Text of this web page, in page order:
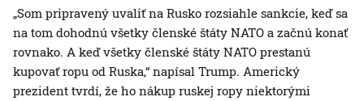
„Som pripravený uvaliť na Rusko rozsiahle sankcie, keď sa
na tom dohodnú všetky členské štáty NATO a začnú konať
rovnako. A keď všetky členské štáty NATO prestanú
kupovať ropu od Ruska,“ napísal Trump. Americký
prezident tvrdí, že ho nákup ruskej ropy niektorými